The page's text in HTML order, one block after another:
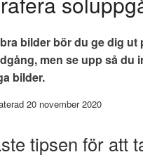
bilder bör du ge dig
men se upp så du
bilder.
20 november 2020
tipsen för att